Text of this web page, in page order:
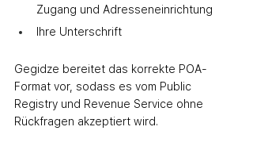
Zugang und Adresseneinrichtung
Ihre Unterschrift
Gegidze bereitet das korrekte POA-
Format vor, sodass es vom Public
Registry und Revenue Service ohne
Rückfragen akzeptiert wird.